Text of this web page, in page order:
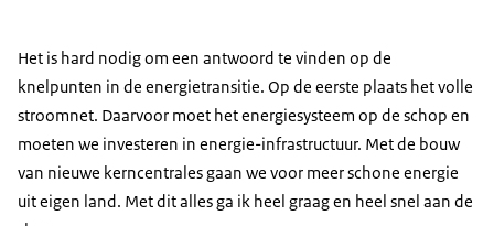
Het is hard nodig om een antwoord te vinden op de
knelpunten in de energietransitie. Op de eerste plaats het volle
stroomnet. Daarvoor moet het energiesysteem op de schop en
moeten we investeren in energie-infrastructuur. Met de bouw
van nieuwe kerncentrales gaan we voor meer schone energie
uit eigen land. Met dit alles ga ik heel graag en heel snel aan de